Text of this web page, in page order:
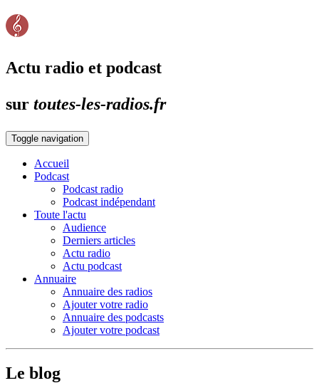
Actu radio et podcast
sur toutes-les-radios.fr
Toggle navigation
Accueil
Podcast
Podcast radio
Podcast indépendant
Toute l'actu
Audience
Derniers articles
Actu radio
Actu podcast
Annuaire
Annuaire des radios
Ajouter votre radio
Annuaire des podcasts
Ajouter votre podcast
Le blog